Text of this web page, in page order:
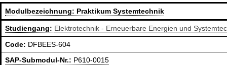
Modulbezeichnung: Praktikum Systemtechnik
Studiengang: Elektrotechnik - Erneuerbare Energien und
Code: DFBEES-604
SAP-Submodul-Nr.: P610-0015